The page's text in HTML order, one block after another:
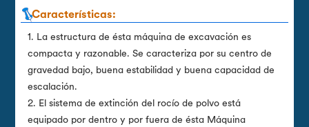
Características:
1. La estructura de ésta máquina de excavación es
compacta y razonable. Se caracteriza por su centro de
gravedad bajo, buena estabilidad y buena capacidad de
escalación.
2. El sistema de extinción del rocío de polvo está
equipado por dentro y por fuera de ésta Máquina